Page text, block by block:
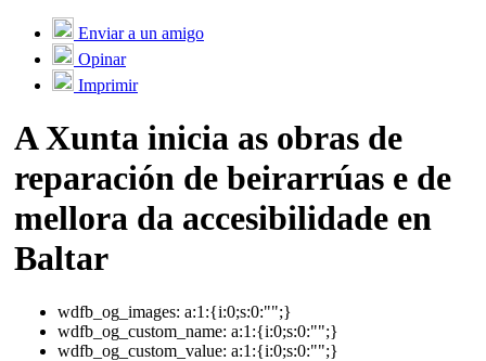
Enviar a un amigo
Opinar
Imprimir
A Xunta inicia as obras de
reparación de beirarrúas e de
mellora da accesibilidade en
Baltar
wdfb_og_images: a:1:{i:0;s:0:"";}
wdfb_og_custom_name: a:1:{i:0;s:0:"";}
wdfb_og_custom_value: a:1:{i:0;s:0:"";}